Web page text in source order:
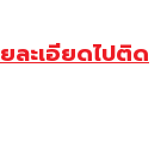
ละเอียดไปติด